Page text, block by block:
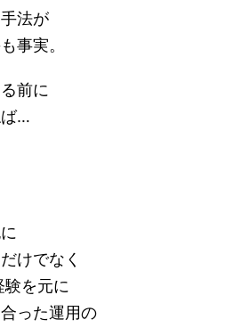
法が
事実。
前に
ば…
けでなく
を元に
った運用の